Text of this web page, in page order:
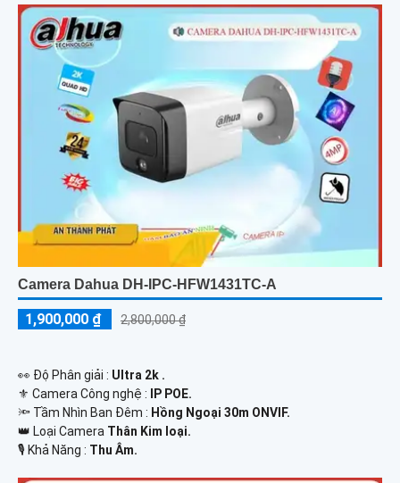
Camera Dahua DH-IPC-HFW1431TC-A
1,900,000 ₫ 2,800,000 ₫
️👀 Độ Phân giải : Ultra 2k .
⚜️ Camera Công nghệ :
IP POE.
🔦 Tầm Nhìn Ban Đêm : Hồng Ngoại 30m ONVIF.
👑 Loại Camera Thân Kim loại.
️🎙 Khả Năng : Thu Âm.